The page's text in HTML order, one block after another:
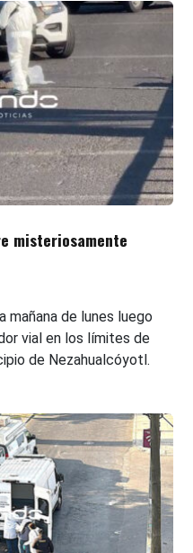
misteriosamente
mañana de lunes luego
vial en los límites de
de Nezahualcóyotl.